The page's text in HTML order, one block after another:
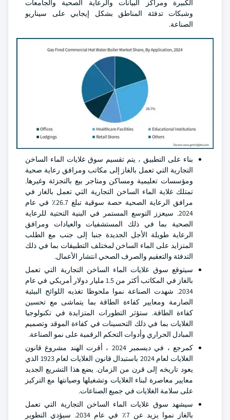
الكبيرة ومراكز البيانات والرعاية الصحية والجامعات
وشبكات تدفئة المناطق بشكل إيجابي على سيناريو
الصناعة.
بناء على التطبيق ، يتم تقسيم سوق غلايات الماء الساخن
التجارية التي تعمل بالغاز إلى مكاتب ومرافق رعاية صحية
ومؤسسات تعليمية ومساكن ومتاجر بيع بالتجزئة وغيرها.
تمتلك غلاية الماء الساخن التجارية التي تعمل بالغاز في
مرافق الرعاية الصحية حصة سوقية تبلغ 26.7٪ في عام
2024. سيعزز التوسع المستمر في البنية التحتية للرعاية
الصحية بما في ذلك المستشفيات والعيادات ومرافق
الرعاية طويلة الأجل الجديدة جنبا إلى جنب مع الطلب
المتزايد على الماء الساخن لمختلف التطبيقات بما في ذلك
التدفئة والتعقيم والصرف الصحي انتشار الأعمال.
سيتوقع سوق غلايات الماء الساخن التجارية التي تعمل
بالغاز في المكاتب أكثر من 1.5 مليار دولار أمريكي في عام
2034. شهدت الصناعة نموا ملحوظا تغذيه اللوائح البيئية
الصارمة ومعايير كفاءة الطاقة بما يتماشى مع تحسين
كفاءة الطاقة. ستؤثر التطورات المتزايدة في تكنولوجيا
الغلايات بما في ذلك التحسينات في كفاءة الموقد وتصميم
المبادل الحراري وأدوات التحكم الرقمية على نمو الصناعة.
كمرجع ، في ديسمبر 2024 ، أقرت الهند مشروع قانون
الغلايات لعام 2024 باستبدال قانون الغلايات لعام 1923 الذي
يعود تاريخه إلى قرن من الزمان. يضع هذا التشريع الجديد
معايير معاصرة لبناء الغلايات وتشغيلها وصيانتها مع التركيز
على سلامة الغلايات في جميع الصناعات.
سيشهد سوق غلايات الماء الساخن التجارية التي تعمل
بالغاز نموا يزيد عن 7٪ في عام 2034. سيؤدي التطوير